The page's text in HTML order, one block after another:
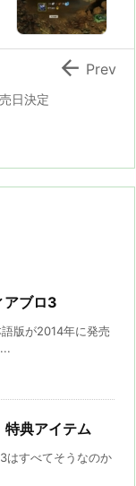
日決定
 Prev
ブロ3
版が2014年に発売
典アイテム
はすべてそうなのか